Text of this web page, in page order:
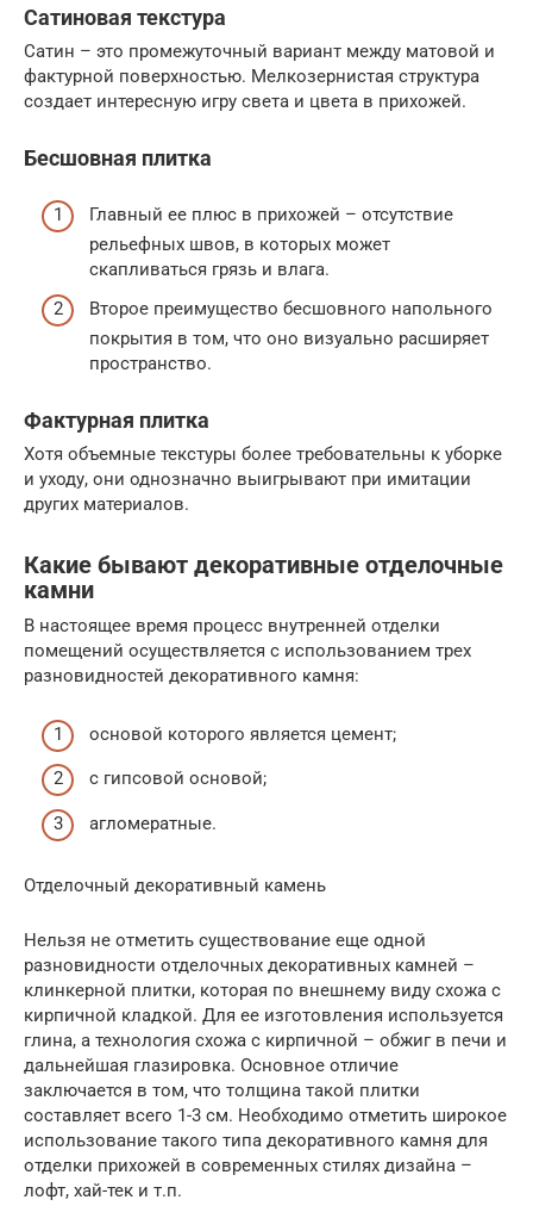
Сатиновая текстура
Сатин – это промежуточный вариант между матовой и
фактурной поверхностью. Мелкозернистая структура
создает интересную игру света и цвета в прихожей.
Бесшовная плитка
Главный ее плюс в прихожей – отсутствие
рельефных швов, в которых может
скапливаться грязь и влага.
Второе преимущество бесшовного напольного
покрытия в том, что оно визуально расширяет
пространство.
Фактурная плитка
Хотя объемные текстуры более требовательны к уборке
и уходу, они однозначно выигрывают при имитации
других материалов.
Какие бывают декоративные отделочные
камни
В настоящее время процесс внутренней отделки
помещений осуществляется с использованием трех
разновидностей декоративного камня:
основой которого является цемент;
с гипсовой основой;
агломератные.
Отделочный декоративный камень
Нельзя не отметить существование еще одной
разновидности отделочных декоративных камней –
клинкерной плитки, которая по внешнему виду схожа с
кирпичной кладкой. Для ее изготовления используется
глина, а технология схожа с кирпичной – обжиг в печи и
дальнейшая глазировка. Основное отличие
заключается в том, что толщина такой плитки
составляет всего 1-3 см. Необходимо отметить широкое
использование такого типа декоративного камня для
отделки прихожей в современных стилях дизайна –
лофт, хай-тек и т.п.